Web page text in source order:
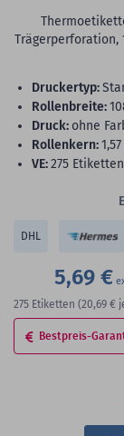
Trägerperforation,
Druckertyp:
Rollenbreite:
Druck: ohne
Rollenkern:
VE:275
DHL
5,69 €
275 Etiketten (20,69 €
Bestpreis-